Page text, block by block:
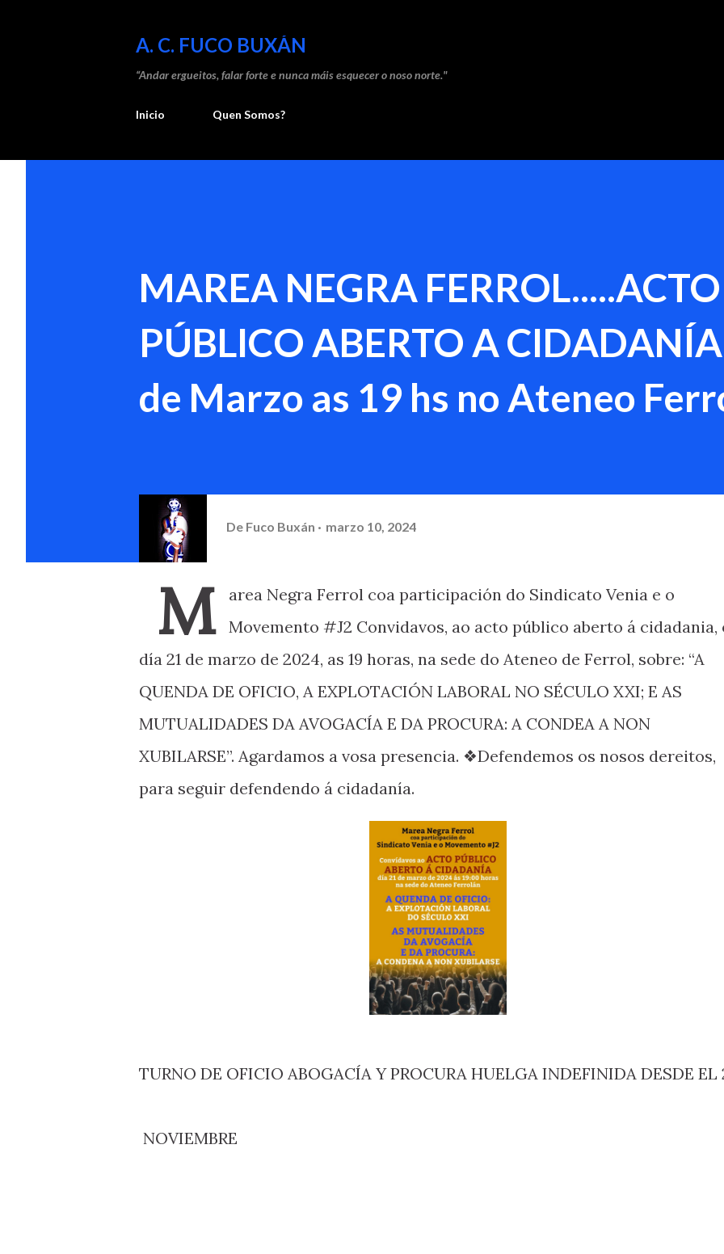
A. C. FUCO BUXÁN
“Andar ergueitos, falar forte e nunca máis esquecer o noso norte."
Inicio Quen Somos?
MAREA NEGRA FERROL.....ACTO
PÚBLICO ABERTO A
de Marzo as 19 hs no Ateneo
De Fuco Buxán marzo 10, 2024
M
area Negra Ferrol coa participación do Sindicato Venia e o
Movemento #J2 Convidavos, ao acto público aberto á cidadania,
día 21 de marzo de 2024, as 19 horas, na sede do Ateneo de Ferrol, sobre: “A
QUENDA DE OFICIO, A EXPLOTACIÓN LABORAL NO SÉCULO XXI; E AS
MUTUALIDADES DA AVOGACÍA E DA PROCURA: A CONDEA A NON
XUBILARSE”. Agardamos a vosa presencia. ❖Defendemos os nosos dereitos,
para seguir defendendo á cidadanía.
TURNO DE OFICIO ABOGACÍA Y PROCURA HUELGA INDEFINIDA DESDE EL
NOVIEMBRE